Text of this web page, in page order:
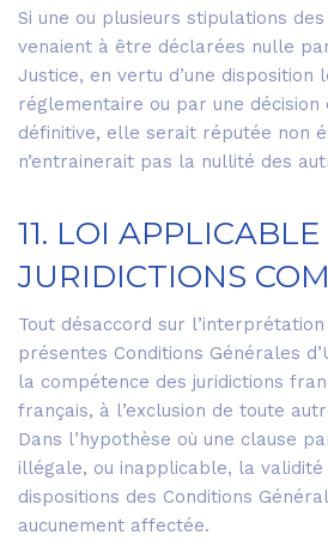
Si une ou plusieurs stipulations
venaient à être déclarées nulle
Justice, en vertu d’une disposition
réglementaire ou par une décision
définitive, elle serait réputée non
n’entrainerait pas la nullité des
11. LOI
JURIDICTIONS
Tout désaccord sur
présentes Conditions Générales
la compétence des juridictions
français, à l’exclusion de toute
Dans l’hypothèse où une clause
illégale, ou inapplicable, la validité
dispositions des Conditions
aucunement affectée.